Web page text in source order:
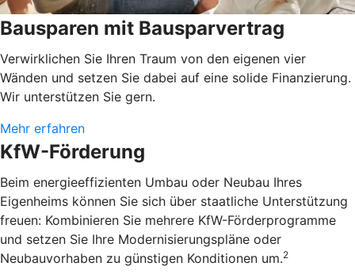
Bausparen mit Bausparvertrag
Verwirklichen Sie Ihren Traum von den eigenen vier
Wänden und setzen Sie dabei auf eine solide Finanzierung.
Wir unterstützen Sie gern.
Mehr erfahren
KfW-Förderung
Beim energieeffizienten Umbau oder Neubau Ihres
Eigenheims können Sie sich über staatliche Unterstützung
freuen: Kombinieren Sie mehrere KfW-Förderprogramme
und setzen Sie Ihre Modernisierungspläne oder
Neubauvorhaben zu günstigen Konditionen um.2